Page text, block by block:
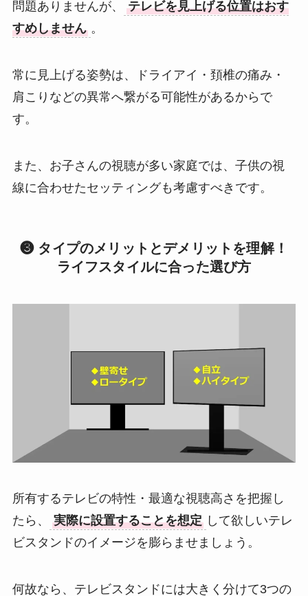
問題ありませんが、
テレビを見上げる位置はおす
すめしません 。
常に見上げる姿勢は、ドライアイ・頚椎の痛み・
肩こりなどの異常へ繋がる可能性があるからで
す。
また、お子さんの視聴が多い家庭では、子供の視
線に合わせたセッティングも考慮すべきです。
❸ タイプのメリットとデメリットを理解！
ライフスタイルに合った選び方
所有するテレビの特性・最適な視聴高さを把握し
たら、
実際に設置することを想定 して欲しいテレ
ビスタンドのイメージを膨らませましょう。
何故なら、テレビスタンドには大きく分けて3つの